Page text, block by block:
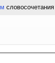
словосочетания